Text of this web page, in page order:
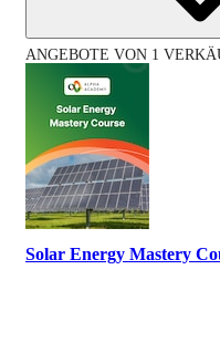
ANGEBOTE VON 1
Solar Energy Mastery